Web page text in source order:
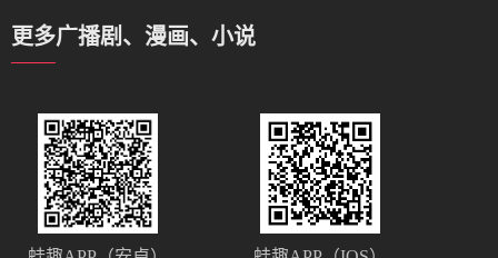
更多广播剧、漫画、小说